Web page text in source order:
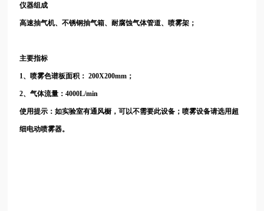
仪器组成
高速抽气机、不锈钢抽气箱、耐腐蚀气体管道、喷雾架；
主要指标
1、喷雾色谱板面积： 200X200mm；
2、气体流量：4000L/min
使用提示：如实验室有通风橱，可以不需要此设备；喷雾设备请选用超
细电动喷雾器。